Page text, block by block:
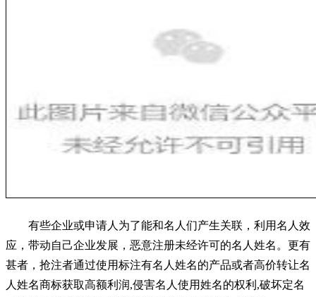
有些企业或申请人为了能和名人们产生关联，利用名人效
应，带动自己企业发展，恶意注册未经许可的名人姓名。更有
甚者，抢注者通过使用标注有名人姓名的产品或者高价转让名
人姓名商标获取高额利润,侵害名人使用姓名的权利,破坏定名